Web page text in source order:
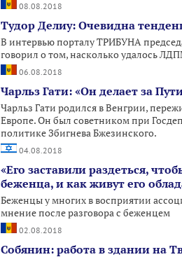
08.08.2018
Тудор Делиу: Очевидна
В интервью порталу ТРИБУНА
говорил о том, насколько удалось
06.08.2018
Чарльз Гати: «Он делает за
Чарльз Гати родился в Венгрии,
Европе. Он был советником при
политике Збигнева Бжезинского.
04.08.2018
«Его заставили раздеться,
беженца, и как живут его
Беженцы у многих в восприятии
мнение после разговора с беженцем
02.08.2018
Собянин: работа в здании на